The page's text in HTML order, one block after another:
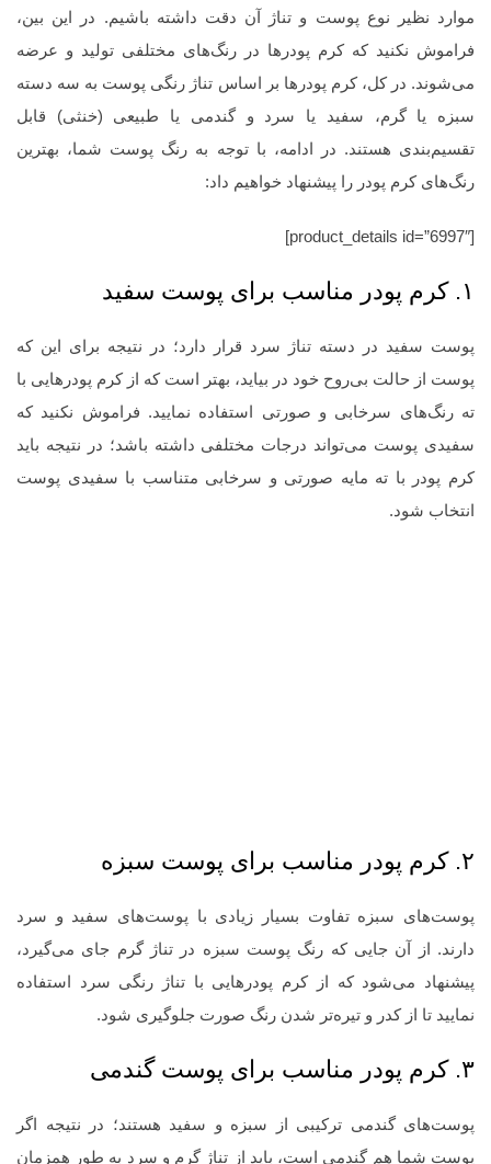
موارد نظیر نوع پوست و تناژ آن دقت داشته باشیم. در این بین،
فراموش نکنید که کرم پودرها در رنگ‌های مختلفی تولید و عرضه
می‌شوند. در کل، کرم پودرها بر اساس تناژ رنگی پوست به سه دسته
سبزه یا گرم، سفید یا سرد و گندمی یا طبیعی (خنثی) قابل
تقسیم‌بندی هستند. در ادامه، با توجه به رنگ پوست شما، بهترین
رنگ‌های کرم پودر را پیشنهاد خواهیم داد:
[product_details id=”6997″]
۱. کرم پودر مناسب برای پوست سفید
پوست سفید در دسته تناژ سرد قرار دارد؛ در نتیجه برای این که
پوست از حالت بی‌روح خود در بیاید، بهتر است که از کرم پودرهایی با
ته رنگ‌های سرخابی و صورتی استفاده نمایید. فراموش نکنید که
سفیدی پوست می‌تواند درجات مختلفی داشته باشد؛ در نتیجه باید
کرم پودر با ته مایه صورتی و سرخابی متناسب با سفیدی پوست
انتخاب شود.
۲. کرم پودر مناسب برای پوست سبزه
پوست‌های سبزه تفاوت بسیار زیادی با پوست‌های سفید و سرد
دارند. از آن جایی که رنگ پوست سبزه در تناژ گرم جای می‌گیرد،
پیشنهاد می‌شود که از کرم پودرهایی با تناژ رنگی سرد استفاده
نمایید تا از کدر و تیره‌تر شدن رنگ صورت جلوگیری شود.
۳. کرم پودر مناسب برای پوست گندمی
پوست‌های گندمی ترکیبی از سبزه و سفید هستند؛ در نتیجه اگر
پوست شما هم گندمی است، باید از تناژ گرم و سرد به طور همزمان